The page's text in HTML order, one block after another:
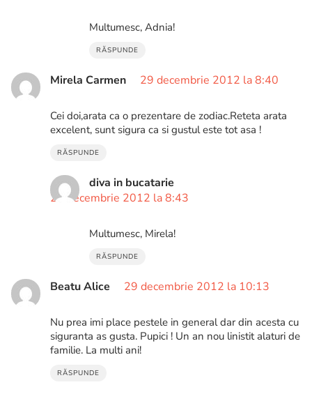
Multumesc, Adnia!
RĂSPUNDE
Mirela Carmen 29 decembrie 2012 la 8:40
Cei doi,arata ca o prezentare de zodiac.Reteta arata
excelent, sunt sigura ca si gustul este tot asa !
RĂSPUNDE
diva in bucatarie
29 decembrie 2012 la 8:43
Multumesc, Mirela!
RĂSPUNDE
Beatu Alice 29 decembrie 2012 la 10:13
Nu prea imi place pestele in general dar din acesta cu
siguranta as gusta. Pupici ! Un an nou linistit alaturi de
familie. La multi ani!
RĂSPUNDE